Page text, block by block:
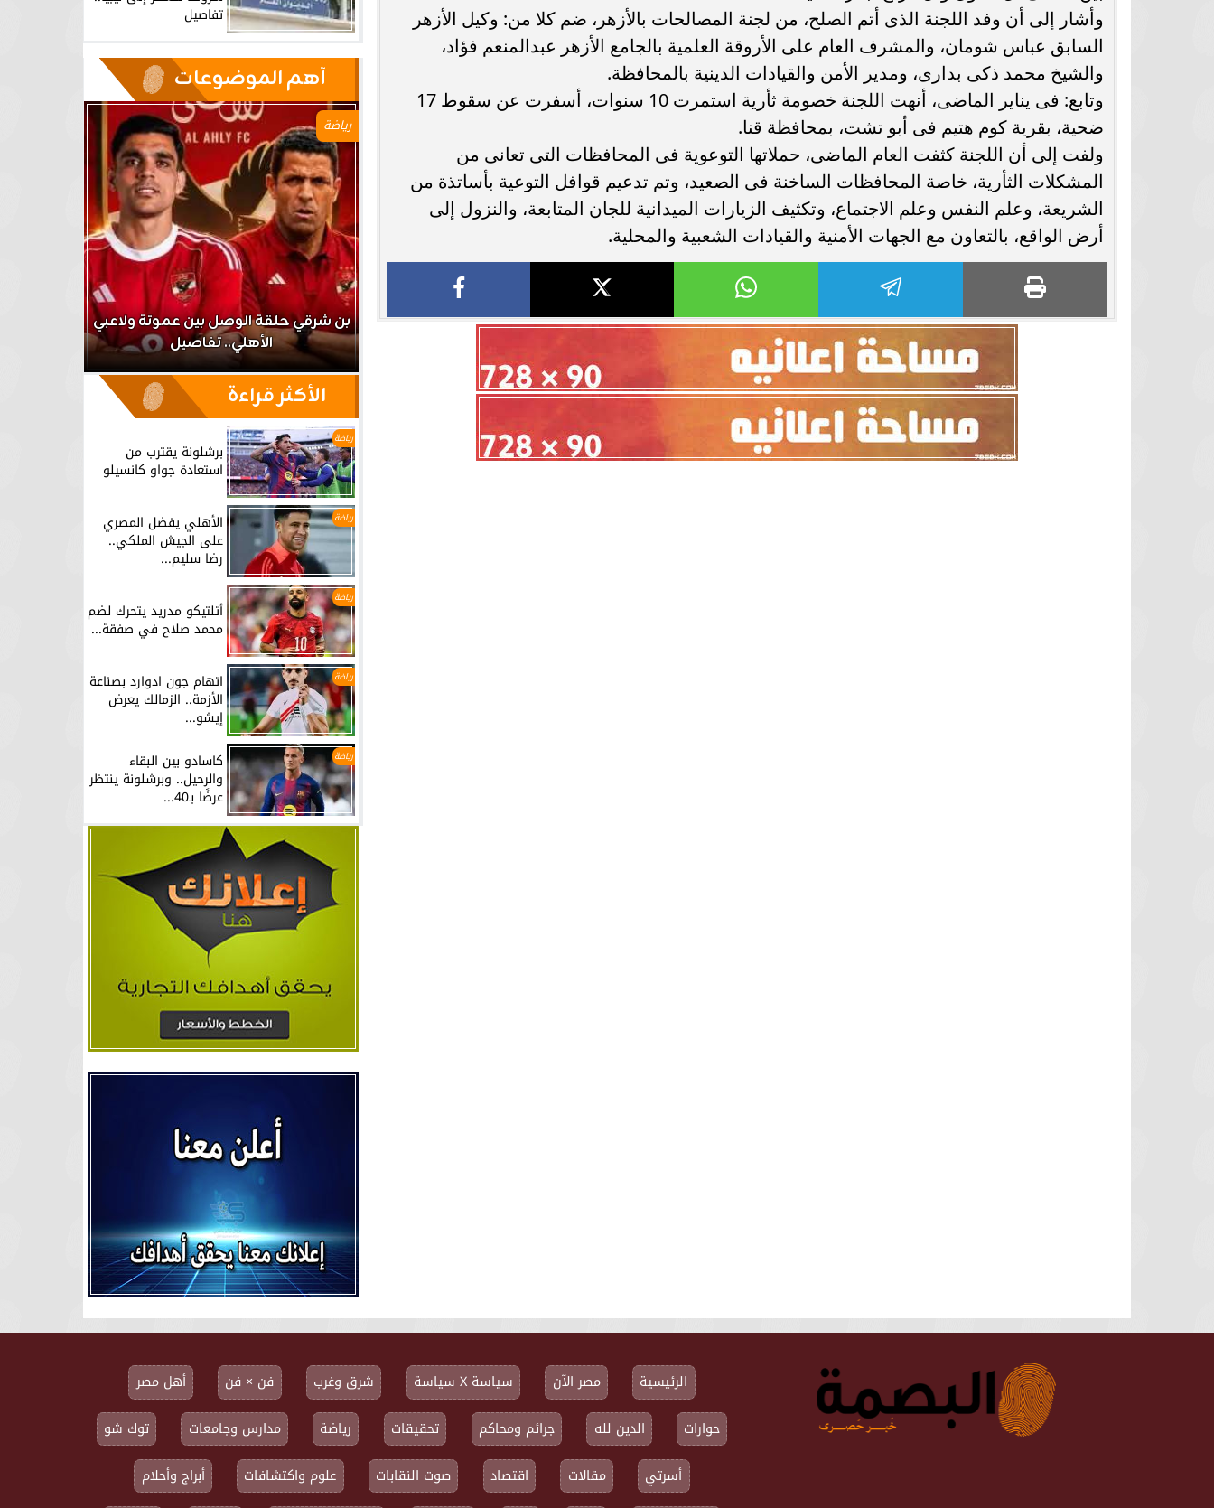
وأشار إلى أن وفد اللجنة الذى أتم الصلح، من لجنة المصالحات بالأزهر، ضم كلا من: وكيل الأزهر
السابق عباس شومان، والمشرف العام على الأروقة العلمية بالجامع الأزهر عبدالمنعم فؤاد،
والشيخ محمد ذكى بدارى، ومدير الأمن والقيادات الدينية بالمحافظة.
وتابع: فى يناير الماضى، أنهت اللجنة خصومة ثأرية استمرت 10 سنوات، أسفرت عن سقوط 17
ضحية، بقرية كوم هتيم فى أبو تشت، بمحافظة قنا.
ولفت إلى أن اللجنة كثفت العام الماضى، حملاتها التوعوية فى المحافظات التى تعانى من
المشكلات الثأرية، خاصة المحافظات الساخنة فى الصعيد، وتم تدعيم قوافل التوعية بأساتذة من
الشريعة، وعلم النفس وعلم الاجتماع، وتكثيف الزيارات الميدانية للجان المتابعة، والنزول إلى
أرض الواقع، بالتعاون مع الجهات الأمنية والقيادات الشعبية والمحلية.
تفاصيل
آهم الموضوعات
برشلونة يستعيد سلاحا مهما بعد صدمة
موعد سفر بعثة الأهلي لمواجهة برشلونة
بكأس خوان جامبر
الزمالك ينهي أزمة خوان بيزيرا.. واللاعب
رياضة
بن شرقي حلقة الوصل بين عموتة ولاعبي
الأهلي.. تفاصيل
الأكثر قراءة
رياضة
برشلونة يقترب من
استعادة جواو كانسيلو
رياضة الأهلي يفضل المصري
على الجيش الملكي..
رضا سليم...
رياضة
أتلتيكو مدريد يتحرك لضم
محمد صلاح في صفقة...
رياضة اتهام جون ادوارد بصناعة
الأزمة.. الزمالك يعرض
إيشو...
رياضة كاسادو بين البقاء
والرحيل.. وبرشلونة ينتظر
عرضًا بـ40...
الرئيسية مصر الآن سياسة X سياسة شرق وغرب فن × فن
أهل مصر
حوارات
الدين لله جرائم ومحاكم تحقيقات رياضة مدارس وجامعات
توك شو
أسرتي
مقالات اقتصاد صوت النقابات علوم واكتشافات أبراج وأحلام